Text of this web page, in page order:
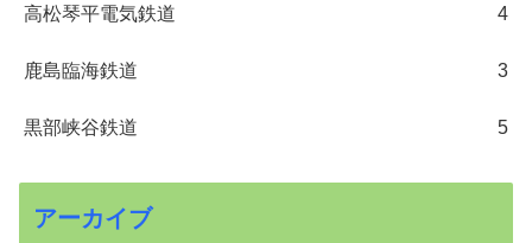
高松琴平電気鉄道 4
鹿島臨海鉄道 3
黒部峡谷鉄道 5
アーカイブ